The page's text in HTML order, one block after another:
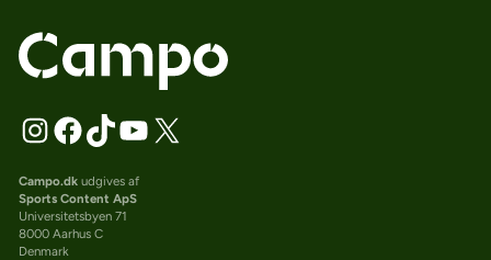
Campo.dkudgives af
Sports Content ApS
Universitetsbyen 71
8000 Aarhus C
Denmark